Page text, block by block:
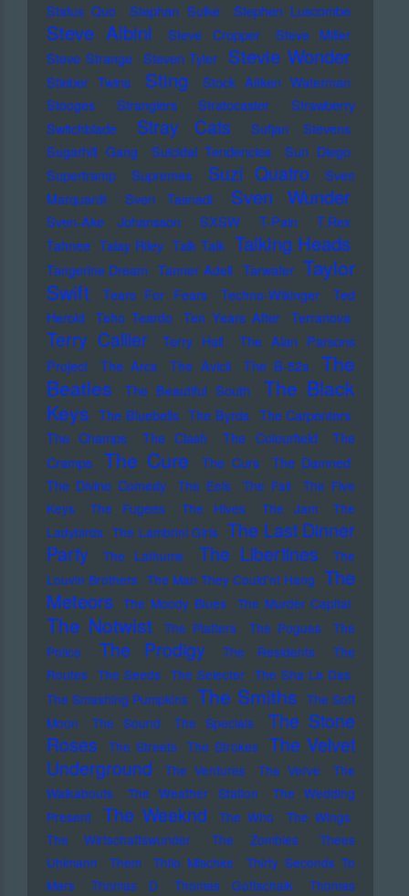
Status Quo
Stephan Sulke Stephen Luscombe
Steve Albini Steve Cropper
Steve Miller
Steve Strange Steven Tyler Stevie Wonder
Stieber Twins Sting
Stock Aitken Waterman
Stooges
Stranglers Stratocaster
Strawberry
Switchblade
Stray Cats
Sufjan Stevens
Sugarhill Gang
Suicidal Tendencies
Sun Diego
Supertramp
Supremes Suzi Quatro
Sven
Marquardt
Sven Tasnadi Sven Wunder
Sven-Ake Johansson SXSW T-Pain
T.Rex
Tahnee Talay Riley Talk Talk Talking Heads
Tangerine Dream Tanner Adell Tarwater Taylor
Swift
Tears For Fears Techno-Wikinger
Ted
Herold
Teho Teardo Ten Years After Terranova
Terry Callier Terry Hall
The Alan Parsons
Project
The Arcs The Avicii The B-52s
The
Beatles
The Beautiful South
The Black
Keys The Bluebells The Byrds The Carpenters
The Champs
The Clash The Colourfield
The
Cramps
The Cure The Curs
The Damned
The Divine Comedy
The Eels The Fall
The Five
Keys
The Fugees The Hives The Jam
The
Ladybirds The Lambrini Girls The Last Dinner
Party
The Lathums The Libertines
The
Louvin Brothers The Man They Could'nt Hang The
Meteors The Moody Blues The Murder Capital
The Notwist The Platters The Pogues
The
Police
The Prodigy The Residents
The
Routes The Seeds The Selecter The Sha La Das
The Smashing Pumpkins The Smiths The Soft
Moon
The Sound The Specials
The Stone
Roses
The Streets The Strokes
The Velvet
Underground
The Ventures The Verve
The
Walkabouts
The Weather Station
The Wedding
Present
The Weeknd The Who
The Wings
The Wirtschaftswunder
The Zombies
Thees
Uhlmann
Them Thilo Mischke
Thirty Seconds To
Mars
Thomas D Thomas Gottschalk
Thomas